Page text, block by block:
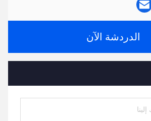
الدردشة الآن